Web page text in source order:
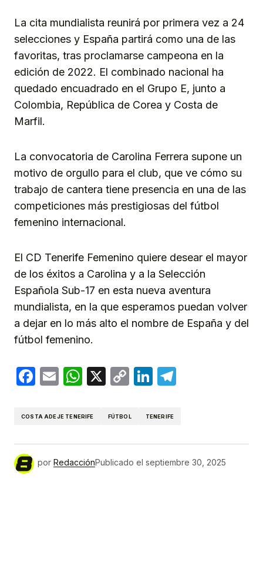
La cita mundialista reunirá por primera vez a 24
selecciones y España partirá como una de las
favoritas, tras proclamarse campeona en la
edición de 2022. El combinado nacional ha
quedado encuadrado en el Grupo E, junto a
Colombia, República de Corea y Costa de
Marfil.
La convocatoria de Carolina Ferrera supone un
motivo de orgullo para el club, que ve cómo su
trabajo de cantera tiene presencia en una de las
competiciones más prestigiosas del fútbol
femenino internacional.
El CD Tenerife Femenino quiere desear el mayor
de los éxitos a Carolina y a la Selección
Española Sub-17 en esta nueva aventura
mundialista, en la que esperamos puedan volver
a dejar en lo más alto el nombre de España y del
fútbol femenino.
Facebook
EmailWhatsApp
X
CopyLinkedIn
COSTA ADEJE TENERIFE FÚTBOL TENERIFE
por RedacciónPublicado el septiembre 30, 2025